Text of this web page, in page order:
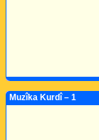
Muzîka Kurdî – 1